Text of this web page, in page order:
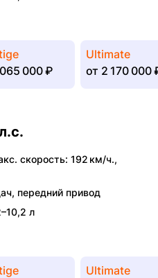
000 ₽
Ultimate
от 2 170 000
скорость: 192 км/ч.,
, передний привод
л
Ultimate